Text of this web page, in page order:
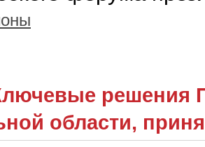
решения
области,